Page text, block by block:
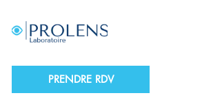
PRENDRE RDV